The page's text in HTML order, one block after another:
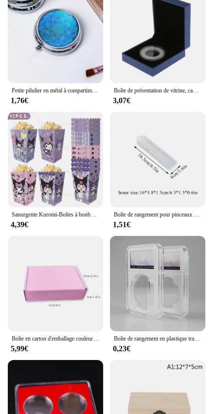
Petite pilulier en métal à compartiment unique, rangement rond, 3 compartiments, mini pilulier portable pliable, 1 PC
1,76€
Boîte de présentation de vitrine, cadeau pour une seule pièce de monnaie, tirelires, décoration d'intérieur, bleu, 38mm
3,07€
Sanurgente Kuromi-Boîtes à bonbons décoratives pour fête d'anniversaire, sac en papier pop-corn, boîte-cadeau pour collation, faveurs d'anniversaire pour enfants, fournitures de fête pour filles, 6 pièces, 12 pièces
4,39€
Boîte de rangement pour pinceaux de maquillage, étanche, anti-poussière, réglable, portable, britware
1,51€
Boîte en carton d'emballage couleur bricolage, petite boîte-cadeau, sac d'emballage de bijoux, 15 × 10 × 4cm, 10 pièces
5,99€
Boîte de rangement en plastique transparent pour pièces de monnaie, étui de collection, support de protection, affichage de dalles, conteneur de qualité, nouveau
0,23€